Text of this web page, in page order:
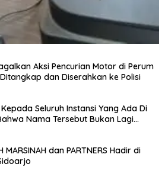
Aksi Pencurian Motor di Perum
dan Diserahkan ke Polisi
Kepada Seluruh Instansi Yang Ada Di
Nama Tersebut Bukan Lagi
dan PARTNERS Hadir di